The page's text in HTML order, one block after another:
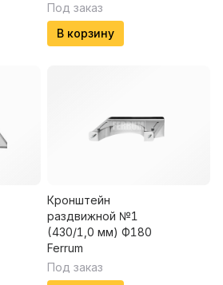
Под заказ
В корзину
Кронштейн
раздвижной №1
(430/1,0 мм) Ф180
Ferrum
Под заказ